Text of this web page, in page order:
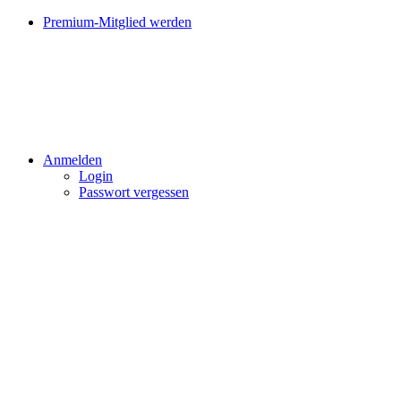
Premium-Mitglied werden
Anmelden
Login
Passwort vergessen